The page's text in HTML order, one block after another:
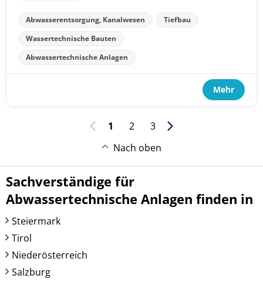
Abwasserentsorgung, Kanalwesen
Tiefbau
Wassertechnische Bauten
Abwassertechnische Anlagen
Mehr
1 2
3
Nach oben
Sachverständige für
Abwassertechnische Anlagen finden in
Steiermark
Tirol
Niederösterreich
Salzburg